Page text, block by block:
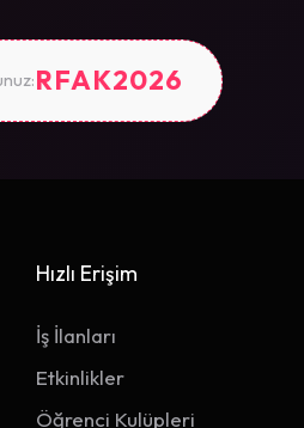
RFAK2026
Hızlı Erişim
İş İlanları
Etkinlikler
Öğrenci Kulüpleri